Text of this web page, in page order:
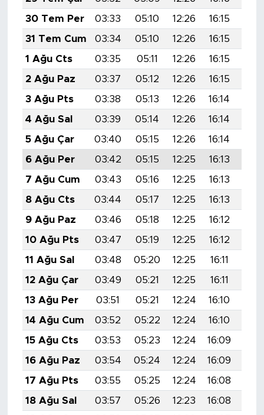
30 Tem Per
03:33 05:10 12:26 16:15
31 Tem Cum
03:34 05:10 12:26 16:15
1 Ağu Cts
03:35 05:11 12:26 16:15
2 Ağu Paz
03:37 05:12 12:26 16:15
3 Ağu Pts
03:38 05:13 12:26 16:14
4 Ağu Sal
03:39 05:14 12:26 16:14
5 Ağu Çar
03:40 05:15 12:26 16:14
6 Ağu Per
03:42 05:15 12:25 16:13
7 Ağu Cum
03:43 05:16 12:25 16:13
8 Ağu Cts
03:44 05:17 12:25 16:13
9 Ağu Paz
03:46 05:18 12:25 16:12
10 Ağu Pts
03:47 05:19 12:25 16:12
11 Ağu Sal
03:48 05:20 12:25 16:11
12 Ağu Çar
03:49 05:21 12:25 16:11
13 Ağu Per
03:51 05:21 12:24 16:10
14 Ağu Cum
03:52 05:22 12:24 16:10
15 Ağu Cts
03:53 05:23 12:24 16:09
16 Ağu Paz
03:54 05:24 12:24 16:09
17 Ağu Pts
03:55 05:25 12:24 16:08
18 Ağu Sal
03:57 05:26 12:23 16:08